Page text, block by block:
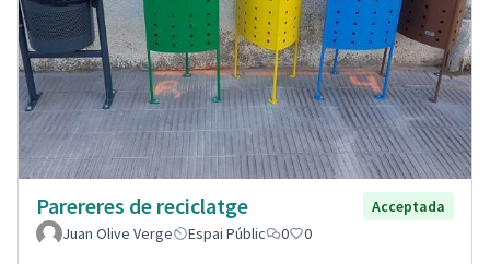
Parereres de reciclatge
Acceptada
Juan Olive Verge
Espai Públic 0 0